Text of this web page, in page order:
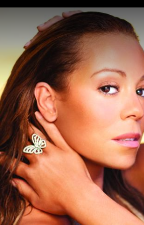
Mariah Carey
Home News Musik Videos
Pressebilder 2014